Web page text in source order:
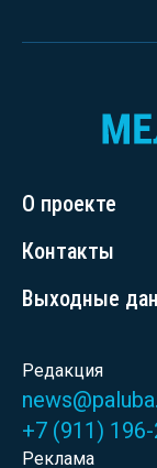
О проекте
Контакты
Выходные
Редакция
+7 (911)
Реклама